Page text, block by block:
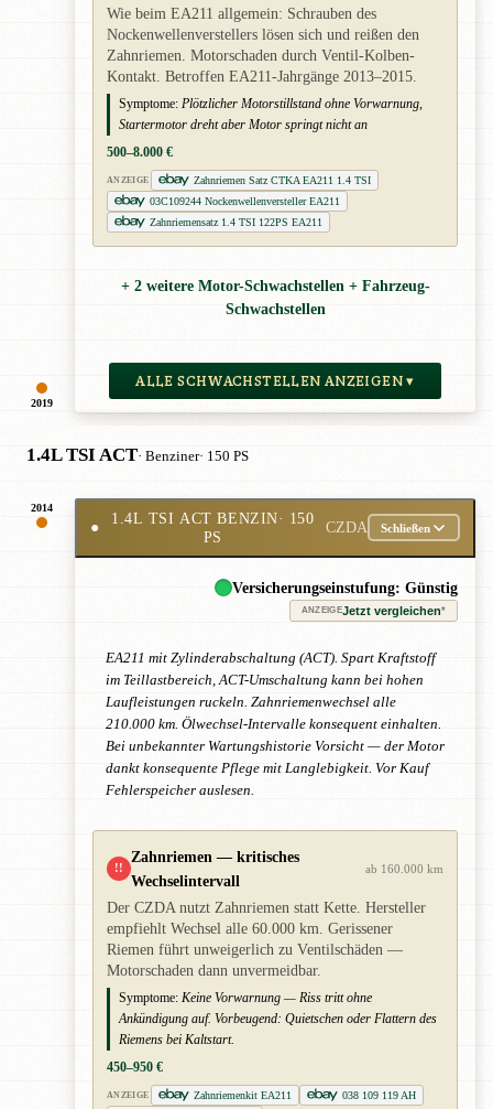
2019
Wie beim EA211 allgemein: Schrauben des
Nockenwellenverstellers lösen sich und reißen den
Zahnriemen. Motorschaden durch Ventil-Kolben-
Kontakt. Betroffen EA211-Jahrgänge 2013–2015.
Symptome: Plötzlicher Motorstillstand ohne Vorwarnung,
Startermotor dreht aber Motor springt nicht an
500–8.000 €
ANZEIGE
Zahnriemen Satz CTKA EA211 1.4 TSI
03C109244 Nockenwellenversteller EA211
Zahnriemensatz 1.4 TSI 122PS EA211
+ 2 weitere Motor-Schwachstellen + Fahrzeug-
Schwachstellen
ALLE SCHWACHSTELLEN ANZEIGEN ▾
1.4L TSI ACT· Benziner· 150 PS
2014
●
1.4L TSI ACT BENZIN· 150
PS
CZDA Schließen
Versicherungseinstufung: Günstig
ANZEIGEJetzt vergleichen*
EA211 mit Zylinderabschaltung (ACT). Spart Kraftstoff
im Teillastbereich, ACT-Umschaltung kann bei hohen
Laufleistungen ruckeln. Zahnriemenwechsel alle
210.000 km. Ölwechsel-Intervalle konsequent einhalten.
Bei unbekannter Wartungshistorie Vorsicht — der Motor
dankt konsequente Pflege mit Langlebigkeit. Vor Kauf
Fehlerspeicher auslesen.
!!
Zahnriemen — kritisches
Wechselintervall
ab 160.000 km
Der CZDA nutzt Zahnriemen statt Kette. Hersteller
empfiehlt Wechsel alle 60.000 km. Gerissener
Riemen führt unweigerlich zu Ventilschäden —
Motorschaden dann unvermeidbar.
Symptome: Keine Vorwarnung — Riss tritt ohne
Ankündigung auf. Vorbeugend: Quietschen oder Flattern des
Riemens bei Kaltstart.
450–950 €
ANZEIGE Zahnriemenkit EA211
038 109 119 AH